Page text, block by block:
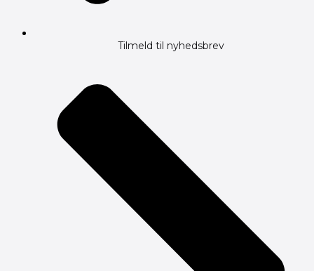
Tilmeld til nyhedsbrev